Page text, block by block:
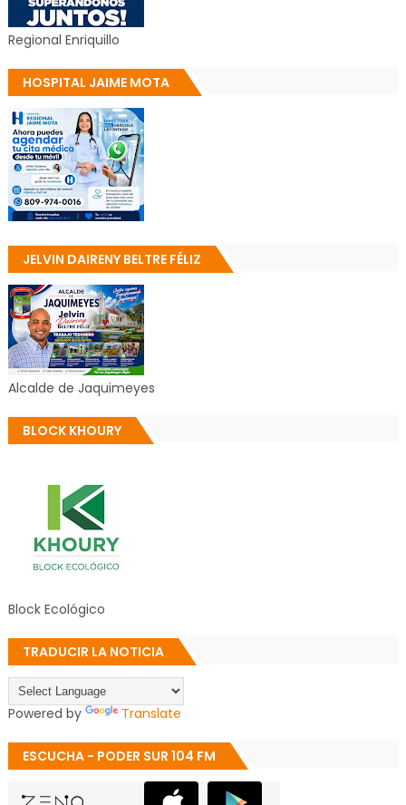
Regional Enriquillo
HOSPITAL JAIME MOTA
JELVIN DAIRENY BELTRE FÉLIZ
Alcalde de Jaquimeyes
BLOCK KHOURY
Block Ecológico
TRADUCIR LA NOTICIA
Powered by Translate
ESCUCHA - PODER SUR 104 FM